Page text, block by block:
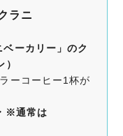
ラニ
ーカリー」のク
ーコーヒー1杯が
※通常は